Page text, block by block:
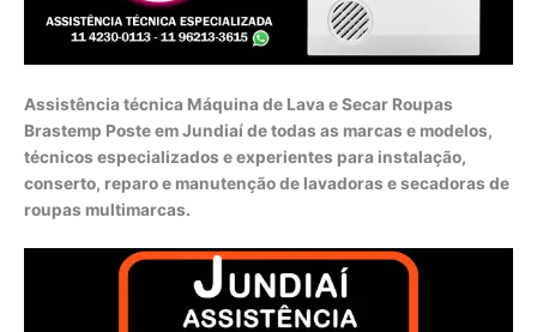
Assistência técnica Máquina de Lava e Secar Roupas
Brastemp Poste em Jundiaí de todas as marcas e modelos,
técnicos especializados e experientes para instalação,
conserto, reparo e manutenção de lavadoras e secadoras de
roupas multimarcas.